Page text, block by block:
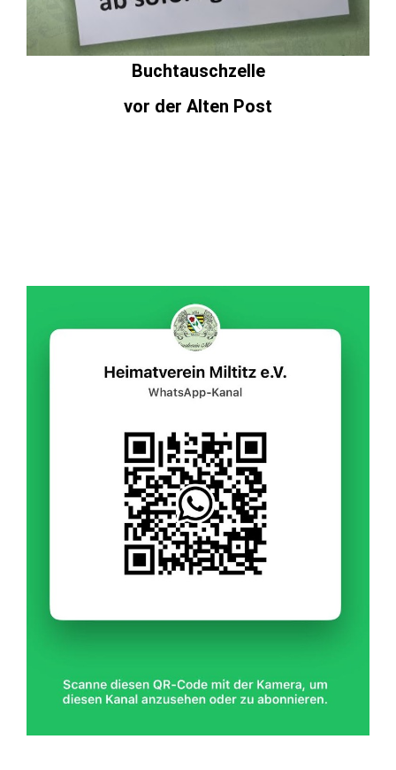
Buchtauschzelle
vor der Alten Post